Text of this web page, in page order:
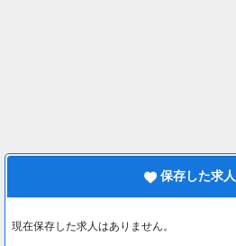
保存した求人
現在保存した求人はありません。